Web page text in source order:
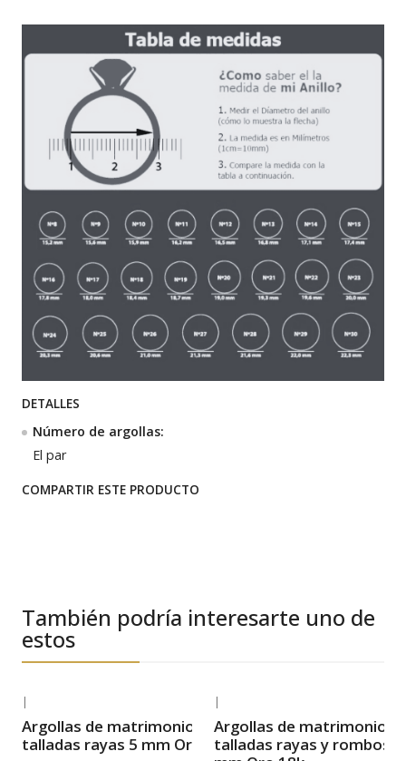
DETALLES
Número de argollas:
El par
COMPARTIR ESTE PRODUCTO
También podría interesarte uno de
estos
Envío Gratis
|
Argollas de matrimonio
talladas rayas 5 mm Oro 18kEnvío Gratis
|
Argollas de matrimonio
talladas rayas y rombos 5